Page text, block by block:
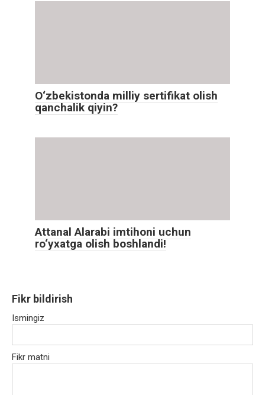
O‘zbekistonda milliy sertifikat olish
qanchalik qiyin?
Attanal Alarabi imtihoni uchun
ro‘yxatga olish boshlandi!
Fikr bildirish
Ismingiz
Fikr matni